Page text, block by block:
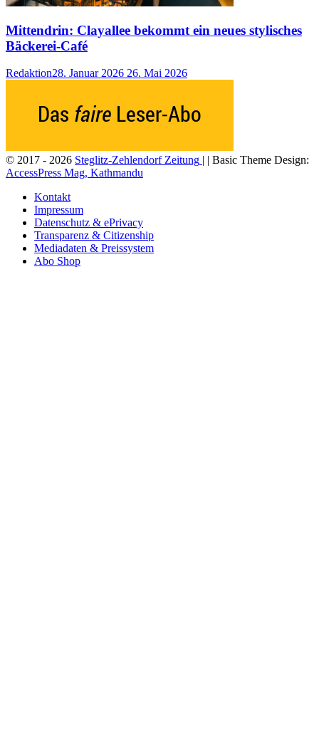
Mittendrin: Clayallee bekommt ein neues stylisches
Bäckerei-Café
Redaktion28. Januar 2026 26. Mai 2026
© 2017 - 2026 Steglitz-Zehlendorf Zeitung | | Basic Theme Design:
AccessPress Mag, Kathmandu
Kontakt
Impressum
Datenschutz & ePrivacy
Transparenz & Citizenship
Mediadaten & Preissystem
Abo Shop